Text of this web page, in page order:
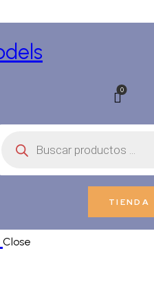
0
productos
TIENDA
Close